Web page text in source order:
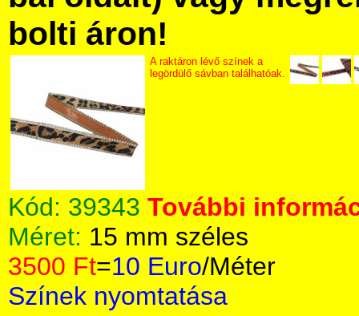
bolti áron!
A raktáron lévő színek a
legördülő sávban találhatóak.
Kód: 39343 További
Méret: 15 mm széles
3500 Ft=10 Euro/Méter
Színek nyomtatása